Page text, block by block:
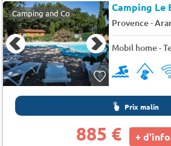
Camping and Co
Provence-
Mobil home -
Prix malin
885 € +